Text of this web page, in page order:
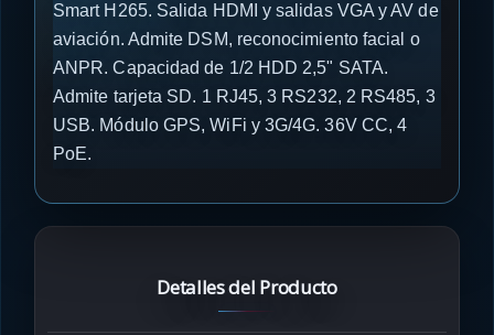
Smart H265. Salida HDMI y salidas VGA y AV de
aviación. Admite DSM, reconocimiento facial o
ANPR. Capacidad de 1/2 HDD 2,5" SATA.
Admite tarjeta SD. 1 RJ45, 3 RS232, 2 RS485, 3
USB. Módulo GPS, WiFi y 3G/4G. 36V CC, 4
PoE.
Detalles del Producto